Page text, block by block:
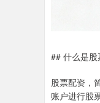
## 什么是
股票配资，
账户进行股